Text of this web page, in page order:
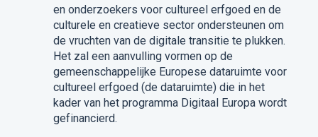
en onderzoekers voor cultureel erfgoed en de
culturele en creatieve sector ondersteunen om
de vruchten van de digitale transitie te plukken.
Het zal een aanvulling vormen op de
gemeenschappelijke Europese dataruimte voor
cultureel erfgoed (de dataruimte) die in het
kader van het programma Digitaal Europa wordt
gefinancierd.